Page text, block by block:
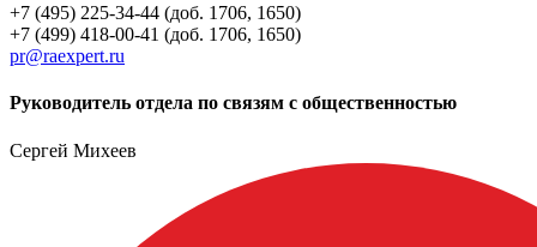
+7 (495) 225-34-44 (доб. 1706, 1650)
+7 (499) 418-00-41 (доб. 1706, 1650)
pr@raexpert.ru
Руководитель отдела по связям с общественностью
Сергей Михеев